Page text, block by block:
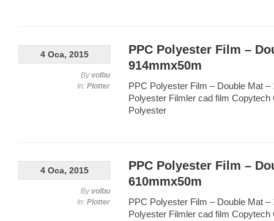
PPC Polyester Film –
914mmx50m
PPC Polyester Film – Double Mat
Polyester Filmler cad film
Polyester
4 Oca, 2015
Byvolbu
In: Plotter
PPC Polyester Film –
610mmx50m
PPC Polyester Film – Double Mat
Polyester Filmler cad film
4 Oca, 2015
Byvolbu
In: Plotter